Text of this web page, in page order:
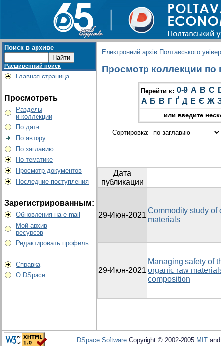
Поиск в архиве
Расширенный поиск
Главная страница
Просмотреть
Разделы
и коллекции
По дате
По автору
По заглавию
По тематике
Просмотр документов
Последние поступления
Зарегистрированным:
Обновления на e-mail
Мой архив
ресурсов
Редактировать профиль
Справка
О DSpace
Електронний архів Полтавського
Просмотр коллекции по
Перейти к: 0-9 A B C
А Б В Г Ґ Д Е Є Ж
или введите
Сортировка:
Дата
публикации
29-Июн-2021
Commodity study of
materials
29-Июн-2021
Managing safety of
organic raw
composition
DSpace Software Copyright © 2002-2005 MIT